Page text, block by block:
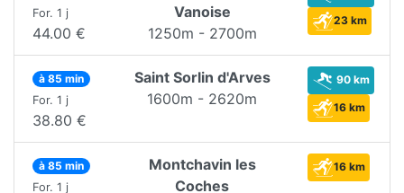
For. 1 j
44.00 €
Vanoise
1250m - 2700m
23 km
à 85 min
For. 1 j
38.80 €
Saint Sorlin d'Arves
1600m - 2620m
90 km
16 km
à 85 min
For. 1 j
Montchavin les
Coches
16 km